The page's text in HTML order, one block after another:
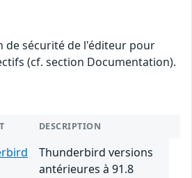
de sécurité de l'éditeur pour
(cf. section Documentation).
DESCRIPTION
Thunderbird versions
antérieures à 91.8